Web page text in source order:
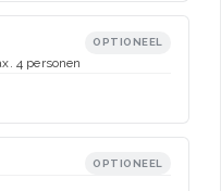
OPTIONEEL
4 personen
OPTIONEEL